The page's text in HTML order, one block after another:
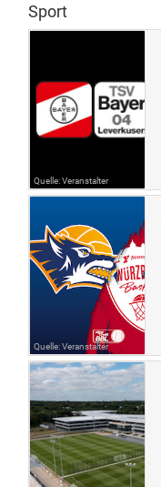
Sport
Quelle: Veranstalter
Quelle: Veranstalter